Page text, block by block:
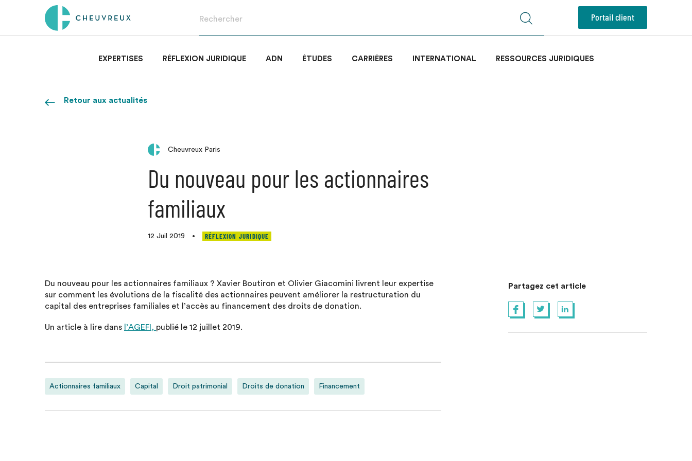
Portail client
EXPERTISES RÉFLEXION JURIDIQUE ADN ÉTUDES CARRIÈRES INTERNATIONAL RESSOURCES JURIDIQUES
Retour aux actualités
Cheuvreux Paris
Du nouveau pour les actionnaires
familiaux
12 Juil 2019 • RÉFLEXION JURIDIQUE
Du nouveau pour les actionnaires familiaux ? Xavier Boutiron et Olivier Giacomini livrent leur expertise
sur comment les évolutions de la fiscalité des actionnaires peuvent améliorer la restructuration du
capital des entreprises familiales et l’accès au financement des droits de donation.
Un article à lire dans l’AGEFI, publié le 12 juillet 2019.
Actionnaires familiaux Capital Droit patrimonial Droits de donation Financement
Partagez cet article